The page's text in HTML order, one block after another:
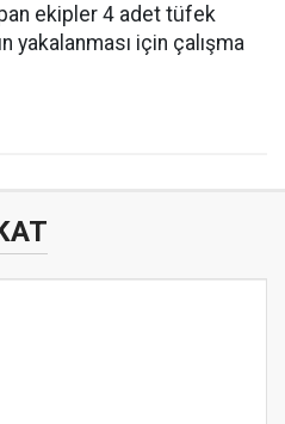
ekipler 4 adet tüfek
yakalanması için çalışma